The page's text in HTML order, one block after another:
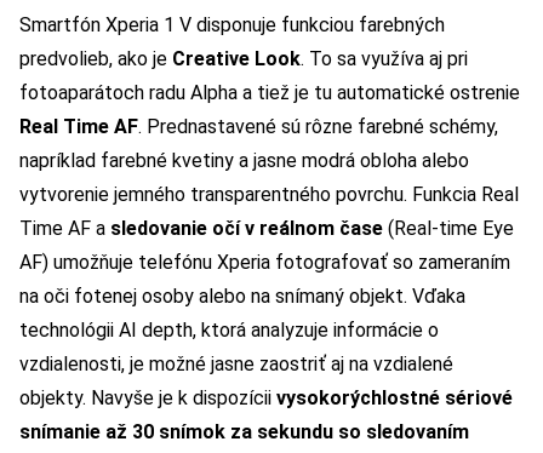
Smartfón Xperia 1 V disponuje funkciou farebných
predvolieb, ako je Creative Look. To sa využíva aj pri
fotoaparátoch radu Alpha a tiež je tu automatické ostrenie
Real Time AF. Prednastavené sú rôzne farebné schémy,
napríklad farebné kvetiny a jasne modrá obloha alebo
vytvorenie jemného transparentného povrchu. Funkcia Real
Time AF a sledovanie očí v reálnom čase (Real-time Eye
AF) umožňuje telefónu Xperia fotografovať so zameraním
na oči fotenej osoby alebo na snímaný objekt. Vďaka
technológii AI depth, ktorá analyzuje informácie o
vzdialenosti, je možné jasne zaostriť aj na vzdialené
objekty. Navyše je k dispozícii vysokorýchlostné sériové
snímanie až 30 snímok za sekundu so sledovaním